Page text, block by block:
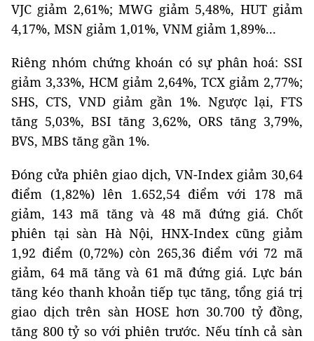
VJC giảm 2,61%; MWG giảm 5,48%, HUT giảm
4,17%, MSN giảm 1,01%, VNM giảm 1,89%...
Riêng nhóm chứng khoán có sự phân hoá: SSI
giảm 3,33%, HCM giảm 2,64%, TCX giảm 2,77%;
SHS, CTS, VND giảm gần 1%. Ngược lại, FTS
tăng 5,03%, BSI tăng 3,62%, ORS tăng 3,79%,
BVS, MBS tăng gần 1%.
Đóng cửa phiên giao dịch, VN-Index giảm 30,64
điểm (1,82%) lên 1.652,54 điểm với 178 mã
giảm, 143 mã tăng và 48 mã đứng giá. Chốt
phiên tại sàn Hà Nội, HNX-Index cũng giảm
1,92 điểm (0,72%) còn 265,36 điểm với 72 mã
giảm, 64 mã tăng và 61 mã đứng giá. Lực bán
tăng kéo thanh khoản tiếp tục tăng, tổng giá trị
giao dịch trên sàn HOSE hơn 30.700 tỷ đồng,
tăng 800 tỷ so với phiên trước. Nếu tính cả sàn